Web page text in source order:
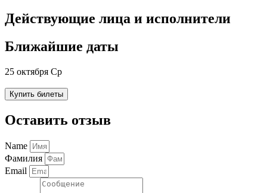
Действующие лица и исполнители
Ближайшие даты
25 октября Ср
Купить билеты
Оставить отзыв
Name
Фамилия
Email